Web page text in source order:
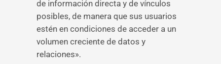
de información directa y de vínculos
posibles, de manera que sus usuarios
estén en condiciones de acceder a un
volumen creciente de datos y
relaciones».